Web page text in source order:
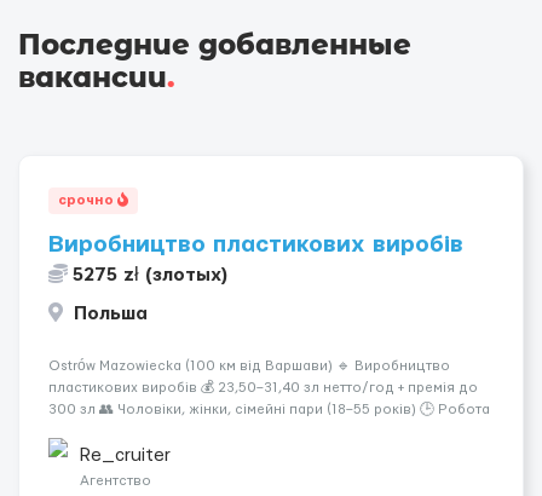
Последние добавленные
вакансии.
срочно
Виробництво пластикових виробів
5275 zł (злотых)
Польша
Ostrów Mazowiecka (100 км від Варшави) 🔹 Виробництво
пластикових виробів 💰 23,50–31,40 зл нетто/год + премія до
300 зл 👥 Чоловіки, жінки, сімейні пари (18–55 років) 🕒 Робота
житло — 400 зл. 📦 Обов...
Re_cruiter
Агентство